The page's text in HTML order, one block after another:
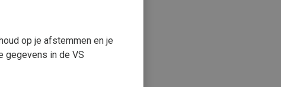
op je afstemmen en je
gegevens in de VS